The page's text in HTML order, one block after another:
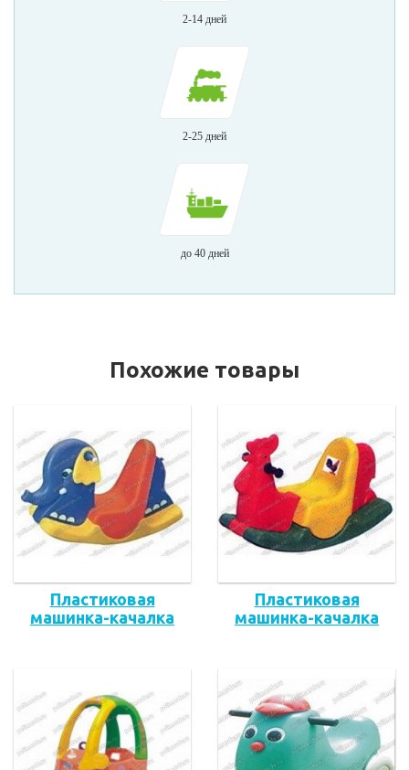
2-14 дней
2-25 дней
до 40 дней
Похожие товары
Пластиковая
машинка-качалка
Пластиковая
машинка-качалка